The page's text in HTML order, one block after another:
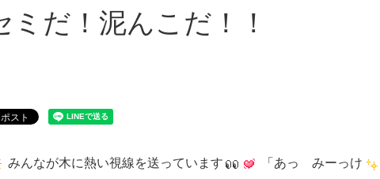
ミだ！泥んこだ！！
みんなが木に熱い視線を送っています 「あっ みーっけ